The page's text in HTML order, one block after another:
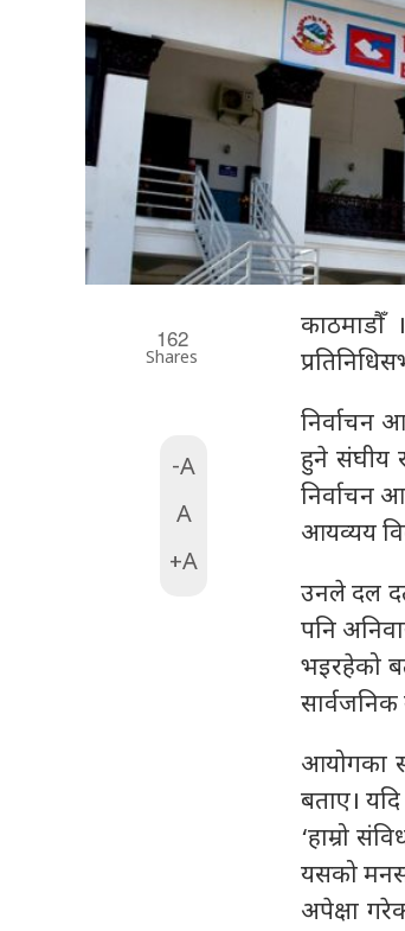
162
Shares
-A
A
+A
काठमाडौँ
निर्वाचन
हुने संघीय
निर्वाचन
आयव्यय
उनले दल
पनि
भइरहेको
आयोगका
बताए।
‘हाम्रो
यसको
अपेक्षा